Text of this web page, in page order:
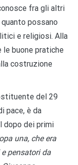
fra gli altri
possano
e religiosi. Alla
buone pratiche
costruzione
del 29
pace, è da
dopo dei primi
una, che era
pensatori da